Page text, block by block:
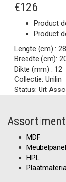
€126
Product
Product
Lengte (cm) :
Breedte (cm):
Dikte (mm) : 12
Collectie: Unilin
Status: Uit
Assortiment
MDF
HPL